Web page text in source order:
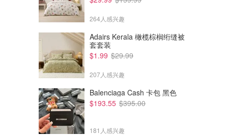
$843.00 $2594.00
Canada Goose Mila 外套 Ganni 天鹅绒连帽拉链卫衣
264人感兴趣
Adairs Kerala 橄榄棕榈绗缝被
套套装
$1.99 $29.99
207人感兴趣
Balenciaga Cash 卡包 黑色
$193.55 $395.00
181人感兴趣